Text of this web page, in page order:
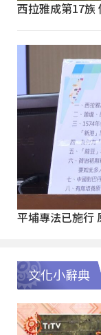
西拉雅成第17族
平埔專法已施行
文化小辭典